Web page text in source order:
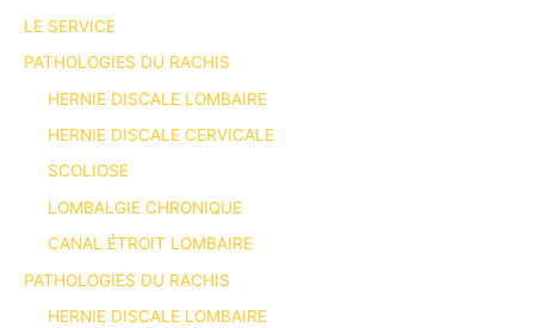
LE SERVICE
PATHOLOGIES DU RACHIS
HERNIE DISCALE LOMBAIRE
HERNIE DISCALE CERVICALE
SCOLIOSE
LOMBALGIE CHRONIQUE
CANAL ÉTROIT LOMBAIRE
PATHOLOGIES DU RACHIS
HERNIE DISCALE LOMBAIRE